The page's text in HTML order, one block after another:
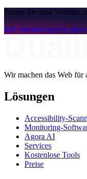
Bauen Sie eine
Mit einem Experten
Wir machen das Web für
Lösungen
Accessibility-
Monitoring-
Agora AI
Services
Kostenlose Tools
Preise